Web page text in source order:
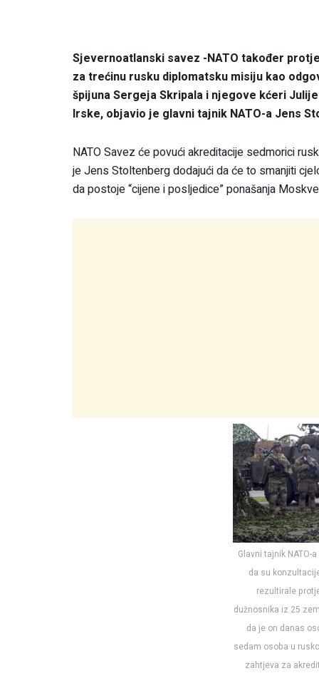
Sjevernoatlanski savez -NATO također
za trećinu rusku diplomatsku misiju kao
špijuna Sergeja Skripala i njegove kćeri
Irske, objavio je glavni tajnik NATO-a Jens
NATO Savez će povući akreditacije sedmorici
je Jens Stoltenberg dodajući da će to smanjiti
da postoje “cijene i posljedice” ponašanja
Glavni tajnik NATO-
da su
rezultirale
dužnosnika iz 25
da je on danas
sedam osoba u
zahtjeva za